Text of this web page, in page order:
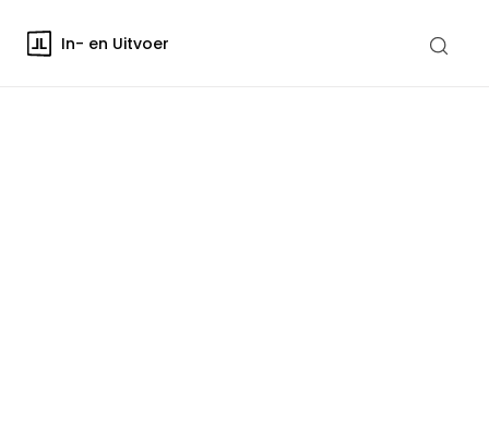
In- en Uitvoer